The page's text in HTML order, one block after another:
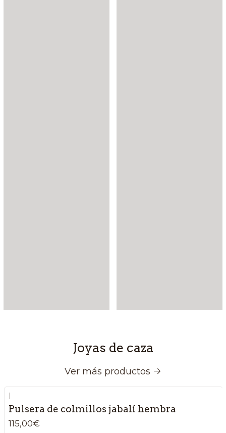
Joyas de caza
Ver más productos
|
Pulsera de colmillos jabalí hembra
115,00€